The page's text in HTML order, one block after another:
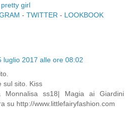
girl
- TWITTER - LOOKBOOK
luglio 2017 alle ore 08:02
sul sito. Kiss
Monnalisa ss18| Magia ai Giardini
su http://www.littlefairyfashion.com